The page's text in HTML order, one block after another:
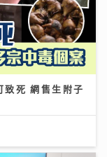
致死 網售生附子
亡父向母示愛